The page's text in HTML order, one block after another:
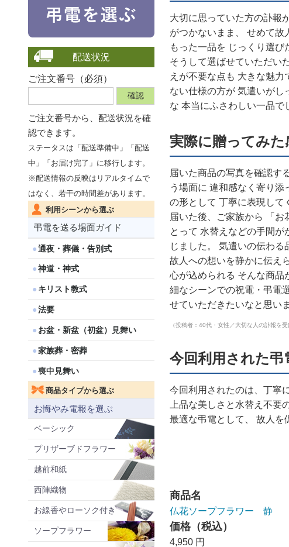
配送状況
ご注文番号（必須）
ご注文番号から、 配送状況を確
認できます。
ステータスは「配送準備中」「配送
中」「お届け完了」に移行します。
※配送情報の反映はリアルタイムで
はなく、若干の時間差があります。
利用シーンから選ぶ
弔電を送る場面ガイド
通夜・葬儀・告別式
神道・神式
キリスト教式
法要
お盆・新盆（初盆）見舞い
家族葬・密葬
喪中見舞い
商品タイプから選ぶ
お悔やみ電報を選ぶ
ベーシック
プリザーブドフラワー
越前和紙
西陣織物
お線香やローソク付き
ソープフラワー
大切に思っていた方の訃報
がつかないまま、 せめて故
もった一品を じっくり選び
そうして選ばせていただい
えが不要な点も 大きな魅
ない仕様の方が 気遣いがし
な 本当にふさわしい一品で
実際に贈ってみた
届いた商品の写真を確認す
う場面に 違和感なく寄り
の形として 丁寧に表現して
届いた後、ご家族から 「
とって 水替えなどの手間
じました。 気遣いの伝わる
故人への想いを静かに伝え
心が込められる そんな商品
細なシーンでの祝電・弔電
せていただきたいなと思い
（投稿者：40代・女性／大切な人の訃報を
今回利用された弔
今回利用されたのは、丁寧
上品な美しさと水替え不要
最適な弔電として、 故人を
商品名
仏花ソープフラワー 静
価格（税込）
4,950 円